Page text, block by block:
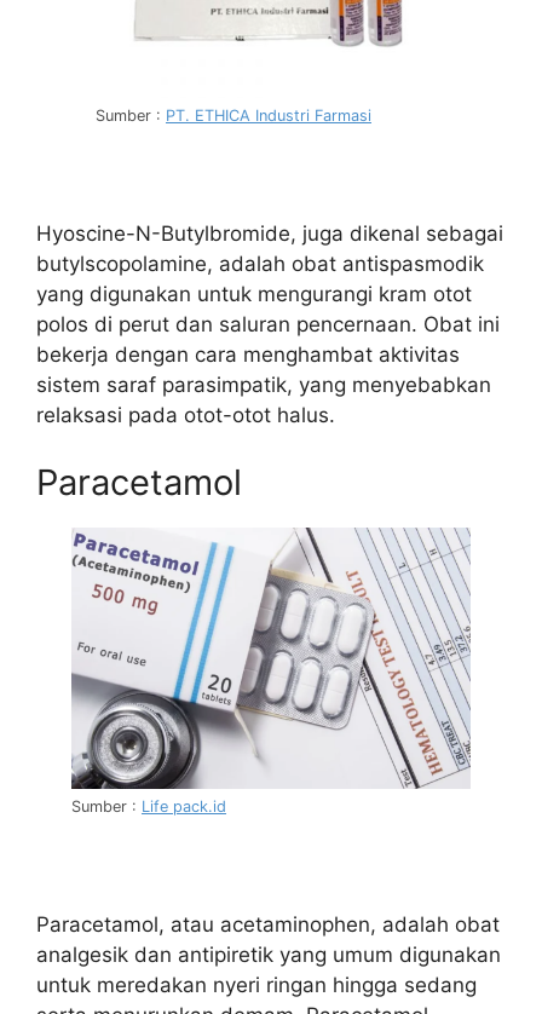
Sumber : PT. ETHICA Industri Farmasi
Hyoscine-N-Butylbromide, juga dikenal sebagai
butylscopolamine, adalah obat antispasmodik
yang digunakan untuk mengurangi kram otot
polos di perut dan saluran pencernaan. Obat ini
bekerja dengan cara menghambat aktivitas
sistem saraf parasimpatik, yang menyebabkan
relaksasi pada otot-otot halus.
Paracetamol
Sumber : Life pack.id
Paracetamol, atau acetaminophen, adalah obat
analgesik dan antipiretik yang umum digunakan
untuk meredakan nyeri ringan hingga sedang